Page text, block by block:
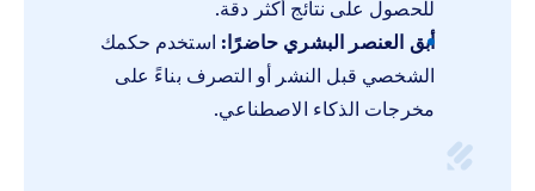
للحصول على نتائج أكثر دقة.
أبق العنصر البشري حاضرًا: استخدم حكمك
الشخصي قبل النشر أو التصرف بناءً على
مخرجات الذكاء الاصطناعي.